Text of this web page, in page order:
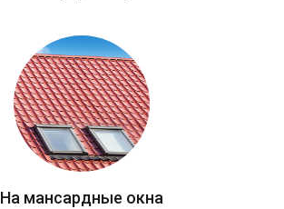
На мансардные окна